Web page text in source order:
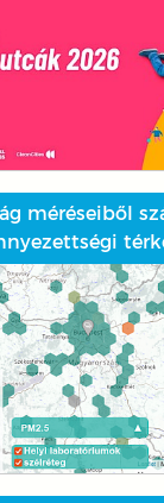
méréseiből